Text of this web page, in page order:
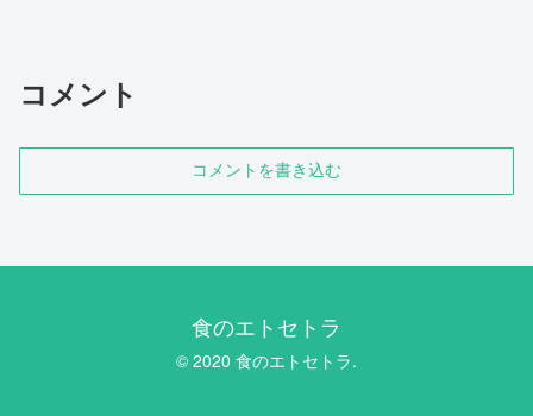
コメント
コメントを書き込む
食のエトセトラ
© 2020 食のエトセトラ.